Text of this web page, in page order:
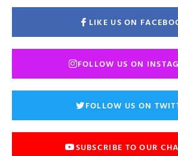
LIKE US ON
FOLLOW US ON
FOLLOW US ON
SUBSCRIBE TO OUR